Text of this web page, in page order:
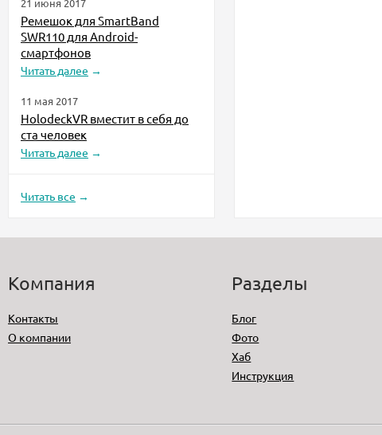
Ремешок для SmartBand
SWR110 для Android-
смартфонов
Читать далее →
11 мая 2017
HolodeckVR вместит в себя до
ста человек
Читать далее →
Читать все →
Компания
Контакты
О компании
Разделы
Блог
Фото
Хаб
Инструкция